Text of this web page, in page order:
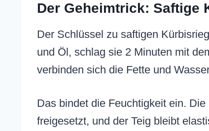
Der Geheimtrick: Saftige
Der Schlüssel zu saftigen
und Öl, schlag sie 2 Minuten mit
verbinden sich die Fette und
Das bindet die Feuchtigkeit ein.
freigesetzt, und der Teig bleibt